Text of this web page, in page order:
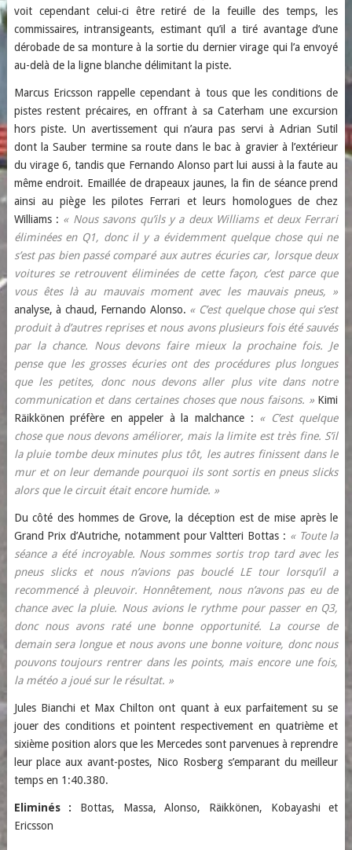
voit cependant celui-ci être retiré de la feuille des temps, les
commissaires, intransigeants, estimant qu’il a tiré avantage d’une
dérobade de sa monture à la sortie du dernier virage qui l’a envoyé
au-delà de la ligne blanche délimitant la piste.
Marcus Ericsson rappelle cependant à tous que les conditions de
pistes restent précaires, en offrant à sa Caterham une excursion
hors piste. Un avertissement qui n’aura pas servi à Adrian Sutil
dont la Sauber termine sa route dans le bac à gravier à l’extérieur
du virage 6, tandis que Fernando Alonso part lui aussi à la faute au
même endroit. Emaillée de drapeaux jaunes, la fin de séance prend
ainsi au piège les pilotes Ferrari et leurs homologues de chez
Williams : « Nous savons qu’ils y a deux Williams et deux Ferrari
éliminées en Q1, donc il y a évidemment quelque chose qui ne
s’est pas bien passé comparé aux autres écuries car, lorsque deux
voitures se retrouvent éliminées de cette façon, c’est parce que
vous êtes là au mauvais moment avec les mauvais pneus, »
analyse, à chaud, Fernando Alonso. « C’est quelque chose qui s’est
produit à d’autres reprises et nous avons plusieurs fois été sauvés
par la chance. Nous devons faire mieux la prochaine fois. Je
pense que les grosses écuries ont des procédures plus longues
que les petites, donc nous devons aller plus vite dans notre
communication et dans certaines choses que nous faisons. » Kimi
Räikkönen préfère en appeler à la malchance : « C’est quelque
chose que nous devons améliorer, mais la limite est très fine. S’il
la pluie tombe deux minutes plus tôt, les autres finissent dans le
mur et on leur demande pourquoi ils sont sortis en pneus slicks
alors que le circuit était encore humide. »
Du côté des hommes de Grove, la déception est de mise après le
Grand Prix d’Autriche, notamment pour Valtteri Bottas : « Toute la
séance a été incroyable. Nous sommes sortis trop tard avec les
pneus slicks et nous n’avions pas bouclé LE tour lorsqu’il a
recommencé à pleuvoir. Honnêtement, nous n’avons pas eu de
chance avec la pluie. Nous avions le rythme pour passer en Q3,
donc nous avons raté une bonne opportunité. La course de
demain sera longue et nous avons une bonne voiture, donc nous
pouvons toujours rentrer dans les points, mais encore une fois,
la météo a joué sur le résultat. »
Jules Bianchi et Max Chilton ont quant à eux parfaitement su se
jouer des conditions et pointent respectivement en quatrième et
sixième position alors que les Mercedes sont parvenues à reprendre
leur place aux avant-postes, Nico Rosberg s’emparant du meilleur
temps en 1:40.380.
Eliminés : Bottas, Massa, Alonso, Räikkönen, Kobayashi et
Ericsson